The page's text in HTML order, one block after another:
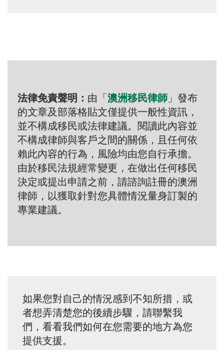
法律免責聲明： 由「澳洲移民律師 」發布
的文章及部落格貼文僅提供一般性資訊，
並不構成移民或法律建議。閱讀此內容並
不構成律師與客戶之間的關係，且任何依
賴此內容的行為，風險均由您自行承擔。
由於移民法規經常變更，在做出任何移民
決定或提出申請之前，請諮詢註冊的澳洲
律師，以獲取針對您具體情況量身訂製的
專業建議。
如果您對自己的情況感到不知所措，或
者想弄清楚您的後續步驟，請聯繫我
們，看看我們如何在您需要的地方為您
提供支援。